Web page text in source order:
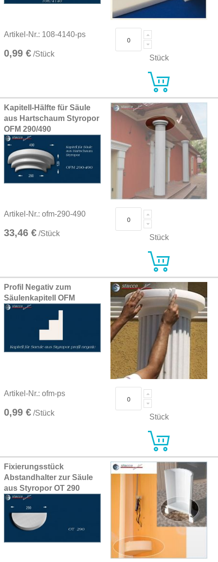
Artikel-Nr.: 108-4140-ps
0,99 € /Stück Stück
Kapitell-Hälfte für Säule
aus Hartschaum Styropor
OFM 290/490
Artikel-Nr.: ofm-290-490
33,46 € /Stück Stück
Profil Negativ zum
Säulenkapitell OFM
Artikel-Nr.: ofm-ps
0,99 € /Stück Stück
Fixierungsstück
Abstandhalter zur Säule
aus Styropor OT 290